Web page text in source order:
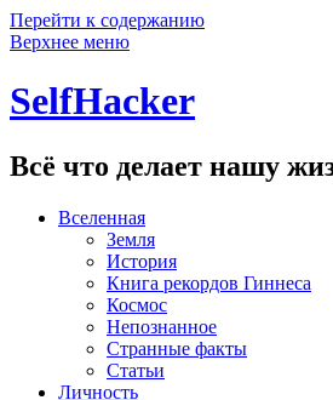
Перейти к содержанию
Верхнее меню
SelfHacker
Всё что делает нашу
Вселенная
Земля
История
Книга рекордов Гиннеса
Космос
Непознанное
Странные факты
Статьи
Личность